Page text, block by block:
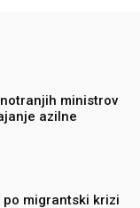
ministrov
azilne
po migrantski krizi